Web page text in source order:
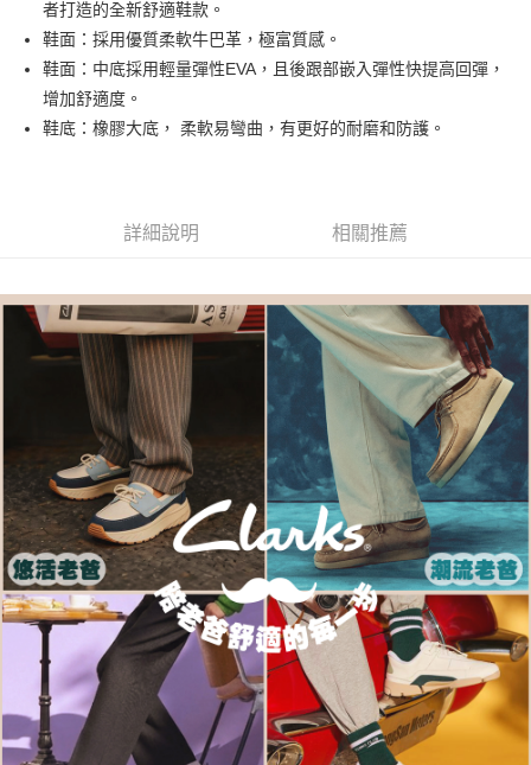
上海商業儲蓄銀行
國泰世華商業銀行
兆豐國際商業銀行
臺灣中小企業銀行
台中商業銀行
匯豐（台灣）商業銀行
聯邦商業銀行
元大商業銀行
永豐商業銀行
街口支付
AFTEE先享後付
相關說明
AFTEE先享後付是「在收到商品之後才付款」的支付方式。 讓您購物簡單
３．安心：先確認商品／服務後，再付款。
結帳頁面，進行簡訊認證並確認金額後，即可完成結帳。
２．訂單成立數日內，您將收到繳費通知簡訊。
３．收到繳費通知簡訊後14天內，點擊此簡訊中的連結，可透過四大超商／
ATM／網路銀行／等多元方式進行付款，方視為交易完成。
※ 請注意：結帳手續完成當下不需立刻繳費，但若您需要取消訂單，請聯絡
購買商品的店家。未經商家同意取消之訂單仍視為有效，需透過AFTEE先享
後付繳納相關費用。
※ 交易是否成功請以「AFTEE先享後付 」之結帳頁面顯示為準，若有關於
是否繳費成功／繳費後需取消欲退款等相關疑問，請聯繫「AFTEE先享後付
客戶支援中心」https://netprotections.freshdesk.com/support/home
【注意事項】
１．透過由恩沛科技股份有限公司提供之「AFTEE先享後付」服務完成之交
易，需依本服務之必要範圍內提供個人資料，並將交易相關給付款項請求債
權轉讓予恩沛科技股份有限公司。
２．關於個人資料處理事宜，請瀏覽以下網址：
https://aftee.tw/terms/#terms3
３．未成年的使用者請事先徵得法定代理人或監護人之同意方可使用
「AFTEE先享後付」，若未經同意申辦者引起之損失，本公司不負相關責
任。
４．使用「AFTEE先享後付」時，將依據個別帳號之用戶狀況，依本公司即
時審查核予不同之上限額度；若仍有額度不足之情形，本公司將視審查結果
ATM付款
付款後全家取貨
付款後萊爾富取貨
每筆NT$80，滿NT$1,000(含以上)免運費
付款後7-11取貨
每筆NT$80，滿NT$1,000(含以上)免運費
每筆NT$80，滿NT$1,000(含以上)免運費
宅配-離島
每筆NT$120，滿NT$1,000(含以上)免運費
者打造的全新舒適鞋款。
鞋面：採用優質柔軟牛巴革，極富質感。
鞋面：中底採用輕量彈性EVA，且後跟部嵌入彈性快提高回彈，
增加舒適度。
鞋底：橡膠大底， 柔軟易彎曲，有更好的耐磨和防護。
詳細說明 相關推薦